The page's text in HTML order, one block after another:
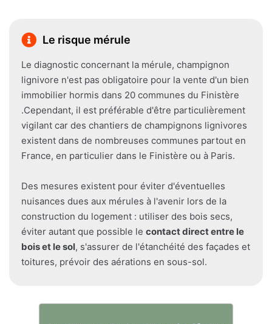
Le risque mérule
Le diagnostic concernant la mérule, champignon
lignivore n'est pas obligatoire pour la vente d'un bien
immobilier hormis dans 20 communes du Finistère
.Cependant, il est préférable d'être particulièrement
vigilant car des chantiers de champignons lignivores
existent dans de nombreuses communes partout en
France, en particulier dans le Finistère ou à Paris.
Des mesures existent pour éviter d'éventuelles
nuisances dues aux mérules à l'avenir lors de la
construction du logement : utiliser des bois secs,
éviter autant que possible le contact direct entre le
bois et le sol, s'assurer de l'étanchéité des façades et
toitures, prévoir des aérations en sous-sol.